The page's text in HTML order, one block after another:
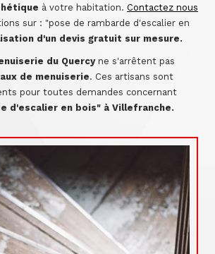
à votre habitation. Contactez nous
sur : "pose de rambarde d'escalier en
d'un devis gratuit sur mesure.
du Quercyne s'arrêtent pas
de menuiserie. Ces artisans sont
pour toutes demandes concernant
d'escalier en bois" à Villefranche.